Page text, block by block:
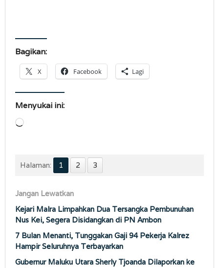
Bagikan:
X Facebook Lagi
Menyukai ini:
Memuat...
Halaman: 1 2 3
Jangan Lewatkan
Kejari Malra Limpahkan Dua Tersangka Pembunuhan
Nus Kei, Segera Disidangkan di PN Ambon
7 Bulan Menanti, Tunggakan Gaji 94 Pekerja Kalrez
Hampir Seluruhnya Terbayarkan
Gubernur Maluku Utara Sherly Tjoanda Dilaporkan ke